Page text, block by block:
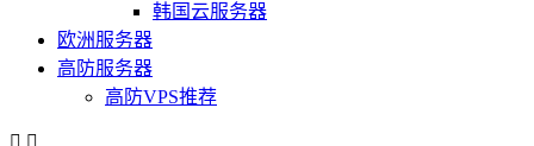
韩国云服务器
欧洲服务器
高防服务器
高防VPS推荐
 